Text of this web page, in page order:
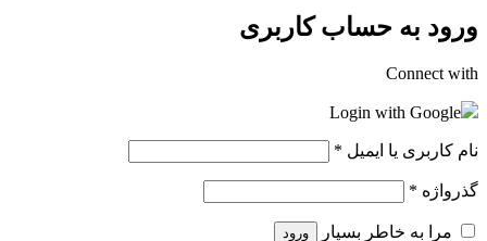
ورود به حساب کاربری
Connect with
Login with Google
نام کاربری یا ایمیل *
گذرواژه *
مرا به خاطر بسپار ورود